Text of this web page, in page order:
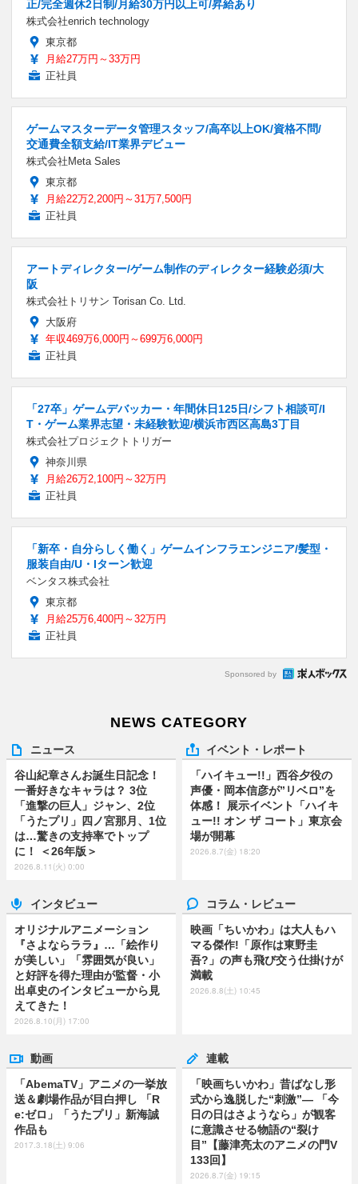
正/完全週休2日制/月給30万円以上可/昇給あり
株式会社enrich technology
東京都
月給27万円～33万円
正社員
ゲームマスターデータ管理スタッフ/高卒以上OK/資格不問/
交通費全額支給/IT業界デビュー
株式会社Meta Sales
東京都
月給22万2,200円～31万7,500円
正社員
アートディレクター/ゲーム制作のディレクター経験必須/大
阪
株式会社トリサン Torisan Co. Ltd.
大阪府
年収469万6,000円～699万6,000円
正社員
「27卒」ゲームデバッカー・年間休日125日/シフト相談可/I
T・ゲーム業界志望・未経験歓迎/横浜市西区高島3丁目
株式会社プロジェクトトリガー
神奈川県
月給26万2,100円～32万円
正社員
「新卒・自分らしく働く」ゲームインフラエンジニア/髪型・
服装自由/U・Iターン歓迎
ベンタス株式会社
東京都
月給25万6,400円～32万円
正社員
Sponsored by
NEWS CATEGORY
ニュース
谷山紀章さんお誕生日記念！
一番好きなキャラは？ 3位
「進撃の巨人」ジャン、2位
「うたプリ」四ノ宮那月、1位
は…驚きの支持率でトップ
に！ ＜26年版＞
2026.8.11(火) 0:00
イベント・レポート
「ハイキュー!!」西谷夕役の
声優・岡本信彦が”リベロ”を
体感！ 展示イベント「ハイキ
ュー!! オン ザ コート」東京会
場が開幕
2026.8.7(金) 18:20
インタビュー
オリジナルアニメーション
『さよならララ』…「絵作り
が美しい」「雰囲気が良い」
と好評を得た理由が監督・小
出卓史のインタビューから見
えてきた！
2026.8.10(月) 17:00
コラム・レビュー
映画「ちいかわ」は大人もハ
マる傑作!「原作は東野圭
吾?」の声も飛び交う仕掛けが
満載
2026.8.8(土) 10:45
動画
「AbemaTV」アニメの一挙放
送＆劇場作品が目白押し 「R
e:ゼロ」「うたプリ」新海誠
作品も
2017.3.18(土) 9:06
連載
「映画ちいかわ」昔ばなし形
式から逸脱した“刺激”― 「今
日の日はさようなら」が観客
に意識させる物語の“裂け
目”【藤津亮太のアニメの門V
133回】
2026.8.7(金) 19:15